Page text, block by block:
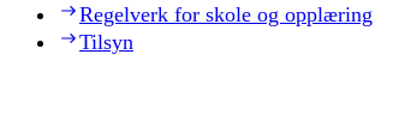
Regelverk for skole og opplæring
Tilsyn